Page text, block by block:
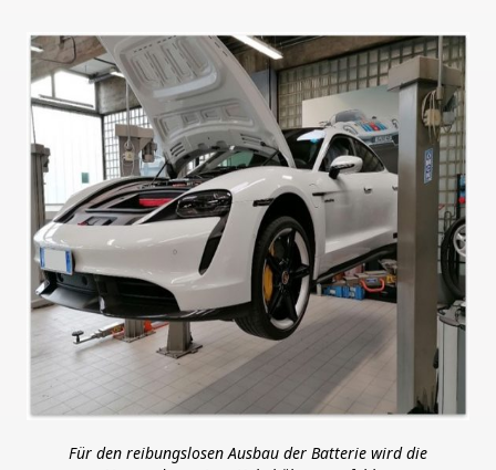
Für den reibungslosen Ausbau der Batterie wird die